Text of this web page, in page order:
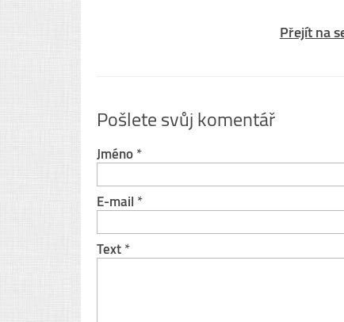
Přejít na
Pošlete svůj komentář
Jméno*
E-mail *
Text*